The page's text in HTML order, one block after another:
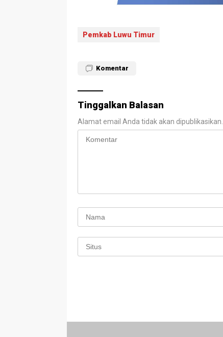
Pemkab Luwu Timur
Komentar
Tinggalkan Balasan
Alamat email Anda tidak akan dipublikasikan.